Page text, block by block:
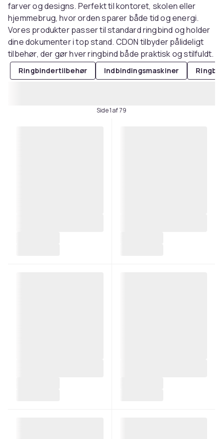
farver og designs. Perfekt til kontoret, skolen eller
hjemmebrug, hvor orden sparer både tid og energi.
Vores produkter passer til standard ringbind og holder
dine dokumenter i top stand. CDON tilbyder pålideligt
tilbehør, der gør hver ringbind både praktisk og stilfuldt.
Ringbindertilbehør Indbindingsmaskiner
Side 1 af 79